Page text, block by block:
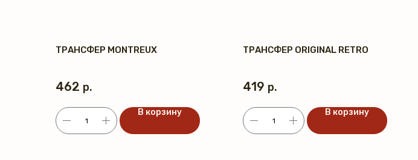
ТРАНСФЕР MONTREUX
462 р.
В корзину
ТРАНСФЕР ORIGINAL RETRO
419 р.
В корзину